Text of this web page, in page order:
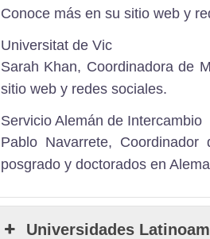
Conoce más en su sitio web y
Universitat de Vic
Sarah Khan, Coordinadora de
sitio web y redes sociales.
Servicio Alemán de Intercambio
Pablo Navarrete,
posgrado y doctorados en
Universidades